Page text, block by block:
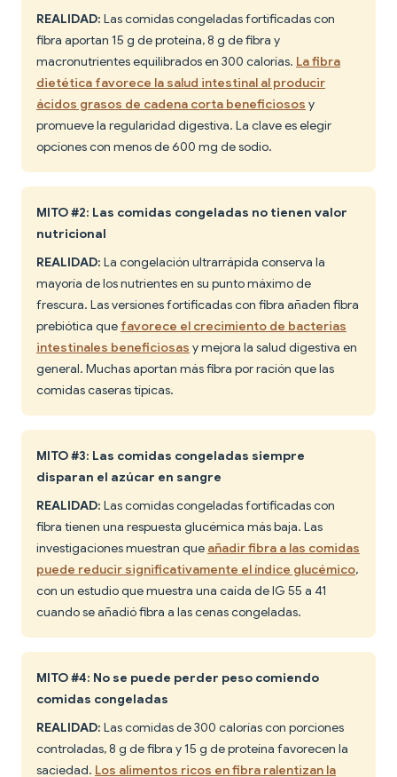
REALIDAD: Las comidas congeladas fortificadas con
fibra aportan 15 g de proteína, 8 g de fibra y
macronutrientes equilibrados en 300 calorías. La fibra
dietética favorece la salud intestinal al producir
ácidos grasos de cadena corta beneficiosos y
promueve la regularidad digestiva. La clave es elegir
opciones con menos de 600 mg de sodio.
MITO #2: Las comidas congeladas no tienen valor
nutricional
REALIDAD: La congelación ultrarrápida conserva la
mayoría de los nutrientes en su punto máximo de
frescura. Las versiones fortificadas con fibra añaden fibra
prebiótica que favorece el crecimiento de bacterias
intestinales beneficiosas y mejora la salud digestiva en
general. Muchas aportan más fibra por ración que las
comidas caseras típicas.
MITO #3: Las comidas congeladas siempre
disparan el azúcar en sangre
REALIDAD: Las comidas congeladas fortificadas con
fibra tienen una respuesta glucémica más baja. Las
investigaciones muestran que añadir fibra a las comidas
puede reducir significativamente el índice glucémico,
con un estudio que muestra una caída de IG 55 a 41
cuando se añadió fibra a las cenas congeladas.
MITO #4: No se puede perder peso comiendo
comidas congeladas
REALIDAD: Las comidas de 300 calorías con porciones
controladas, 8 g de fibra y 15 g de proteína favorecen la
saciedad. Los alimentos ricos en fibra ralentizan la